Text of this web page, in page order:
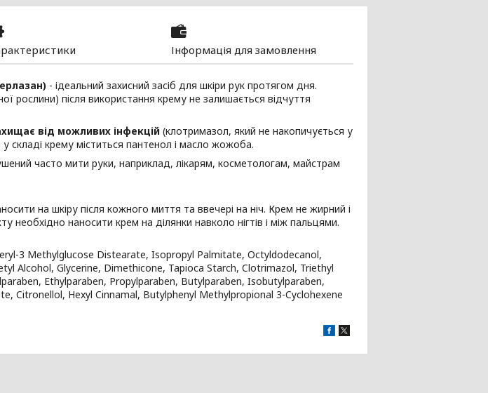
Інформація для замовлення
- ідеальний захисний засіб для шкіри рук протягом дня.
рослини) після використання крему не залишається відчуття
від можливих інфекцій (клотримазол, який не накопичується у
у складі крему міститься пантенол і масло жожоба.
часто мити руки, наприклад, лікарям, косметологам, майстрам
на шкіру після кожного миття та ввечері на ніч. Крем не жирний і
наносити крем на ділянки навколо нігтів і між пальцями.
3 Methylglucose Distearate, Isopropyl Palmitate, Octyldodecanol,
Alcohol, Glycerine, Dimethicone, Tapioca Starch, Clotrimazol, Triethyl
Ethylparaben, Propylparaben, Butylparaben, Isobutylparaben,
Citronellol, Hexyl Cinnamal, Butylphenyl Methylpropional 3-Cyclohexene